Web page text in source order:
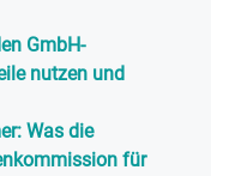
GmbH-
nutzen und
Was die
für